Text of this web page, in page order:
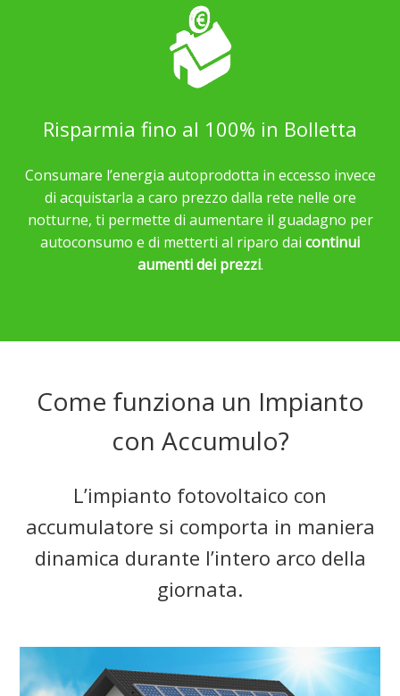
Risparmia fino al 100% in Bolletta
Consumare l’energia autoprodotta in eccesso invece
di acquistarla a caro prezzo dalla rete nelle ore
notturne, ti permette di aumentare il guadagno per
autoconsumo e di metterti al riparo dai continui
aumenti dei prezzi.
Come funziona un Impianto
con Accumulo?
L’impianto fotovoltaico con
accumulatore si comporta in maniera
dinamica durante l’intero arco della
giornata.